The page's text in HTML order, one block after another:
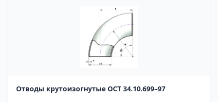
Отводы крутоизогнутые ОСТ 34.10.699–97